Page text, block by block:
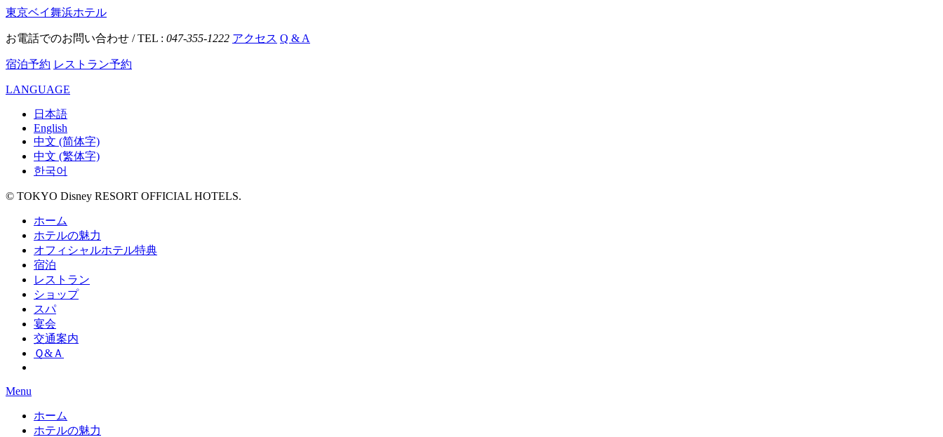
東京ベイ舞浜ホテル
お電話でのお問い合わせ / TEL : 047-355-1222 アクセス Q & A
宿泊予約 レストラン予約
LANGUAGE
日本語
English
中文 (简体字)
中文 (繁体字)
한국어
© TOKYO Disney RESORT OFFICIAL HOTELS.
ホーム
ホテルの魅力
オフィシャルホテル特典
宿泊
レストラン
ショップ
スパ
宴会
交通案内
Ｑ&Ａ
Menu
ホーム
ホテルの魅力